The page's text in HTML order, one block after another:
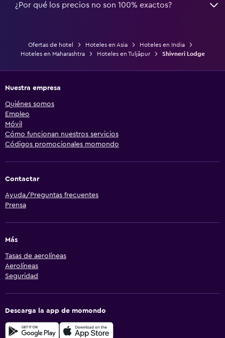
¿Por qué los precios no son 100% exactos?
Ofertas de hotel Hoteles en Asia
Hoteles en India
Hoteles en Maharashtra
Hoteles en Tuljāpur Shivneri Lodge
Nuestra empresa
Quiénes somos
Empleo
Móvil
Cómo funcionan nuestros servicios
Códigos promocionales momondo
Contactar
Ayuda/Preguntas frecuentes
Prensa
Más
Tasas de aerolíneas
Aerolíneas
Seguridad
Descarga la app de momondo